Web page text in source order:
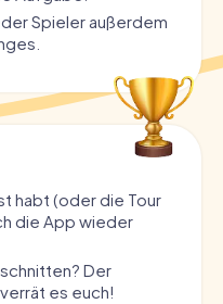
Spieler außerdem
habt (oder die Tour
die App wieder
Der
es euch!